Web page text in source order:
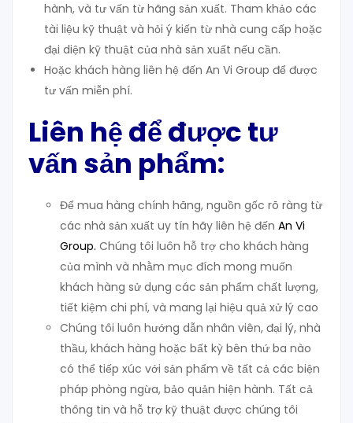
hành, và tư vấn từ hãng sản xuất. Tham khảo các
tài liệu kỹ thuật và hỏi ý kiến từ nhà cung cấp hoặc
đại diện kỹ thuật của nhà sản xuất nếu cần.
Hoặc khách hàng liên hệ đến An Vi Group để được
tư vấn miễn phí.
Liên hệ để được tư
vấn sản phẩm:
Để mua hàng chính hãng, nguồn gốc rõ ràng từ
các nhà sản xuất uy tín hãy liên hệ đến An Vi
Group. Chúng tôi luôn hỗ trợ cho khách hàng
của mình và nhằm mục đích mong muốn
khách hàng sử dụng các sản phẩm chất lượng,
tiết kiệm chi phí, và mang lại hiệu quả xử lý cao
Chúng tôi luôn hướng dẫn nhân viên, đại lý, nhà
thầu, khách hàng hoặc bất kỳ bên thứ ba nào
có thể tiếp xúc với sản phẩm về tất cả các biện
pháp phòng ngừa, bảo quản hiện hành. Tất cả
thông tin và hỗ trợ kỹ thuật được chúng tôi